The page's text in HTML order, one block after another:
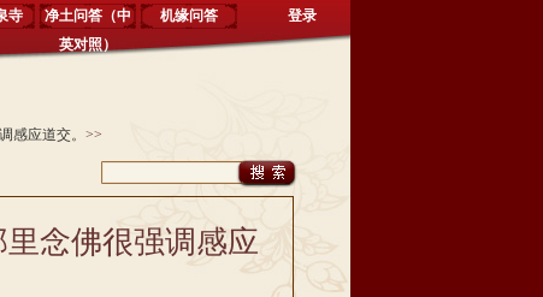
寺
净土问答（中
英对照）
机缘问答 登录
感应道交。 >>
念佛很强调感应